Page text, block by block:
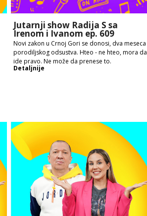
Jutarnji show Radija S sa
Irenom i Ivanom ep. 609
Novi zakon u Crnoj Gori se donosi, dva meseca
porodiljskog odsustva. Hteo - ne hteo, mora da
ide pravo. Ne može da prenese to.
Detaljnije